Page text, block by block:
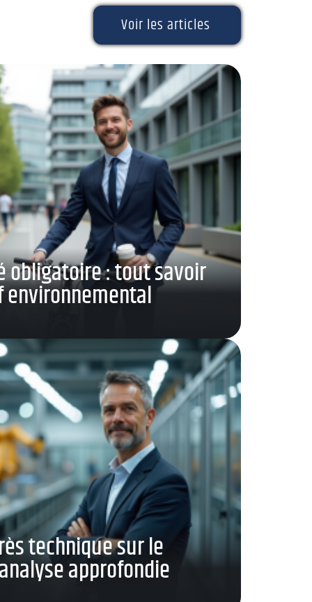
Voir les articles
obligatoire : tout savoir
technique sur le
approfondie